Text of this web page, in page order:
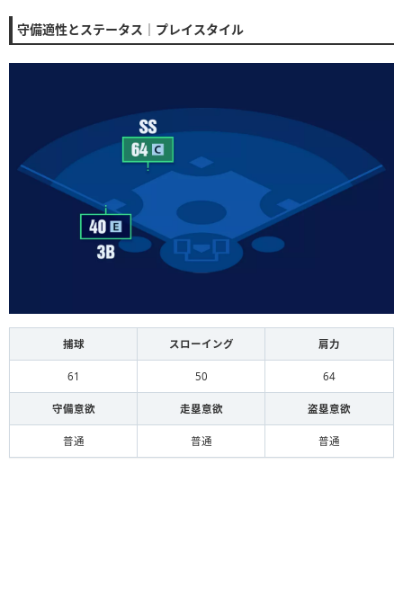
守備適性とステータス｜プレイスタイル
捕球 スローイング 肩力
61 50 64
守備意欲 走塁意欲 盗塁意欲
普通 普通 普通